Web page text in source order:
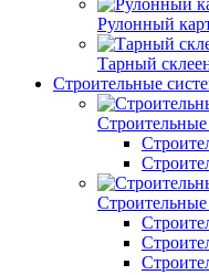
Рулонный
Тарный
Строительные